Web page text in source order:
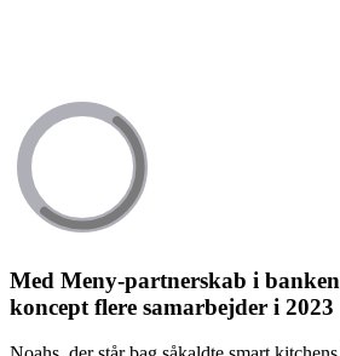
Med Meny-partnerskab i
koncept flere samarbejder i 2023